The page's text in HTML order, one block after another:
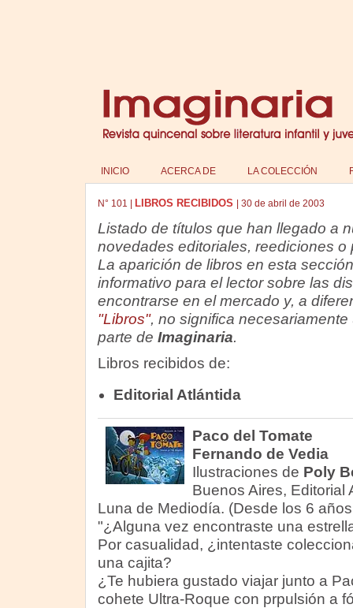
INICIO ACERCA DE LA COLECCIÓN
N° 101 LIBROS RECIBIDOS 30 de abril de 2003
Listado de títulos que han llegado a
novedades editoriales, reediciones o
La aparición de libros en esta
informativo para el lector sobre las
encontrarse en el mercado y, a
"Libros", no significa
parte de Imaginaria.
Libros recibidos de:
Editorial Atlántida
Paco del Tomate
Fernando de Vedia
Ilustraciones de Poly
Buenos Aires, Editorial
Luna de Mediodía. (Desde los 6
"¿Alguna vez encontraste una
Por casualidad, ¿intentaste
una cajita?
¿Te hubiera gustado viajar junto a
cohete Ultra-Roque con prpulsión a